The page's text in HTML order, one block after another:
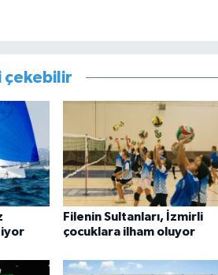
çekebilir
Filenin Sultanları, İzmirli
çocuklara ilham oluyor